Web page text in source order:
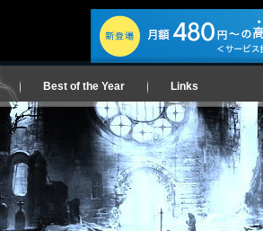
Best of the Year Links